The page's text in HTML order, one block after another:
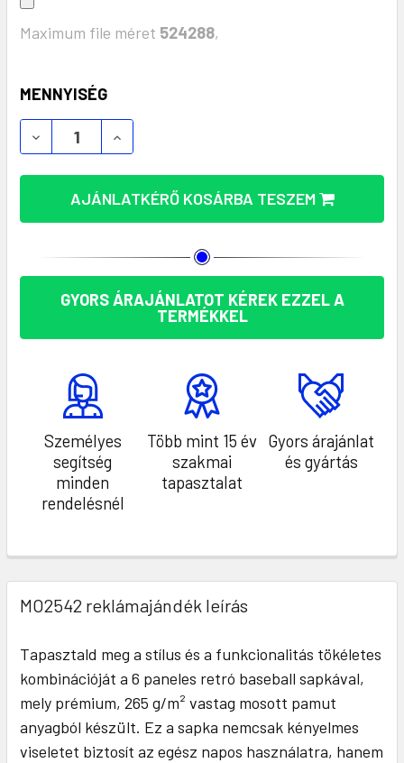
Maximum file méret 524288,
KÉSZLET:
MENNYISÉG
6 PANELES BASEBALL SAPKA 265 G (MO2542)
6 PANELES BASEBALL SAPKA 265 G
AJÁNLATKÉRŐ KOSÁRBA TESZEM
GYORS ÁRAJÁNLATOT KÉREK EZZEL A
TERMÉKKEL
Személyes
segítség
minden
rendelésnél
Több mint 15 év
szakmai
tapasztalat
Gyors árajánlat
és gyártás
MO2542 reklámajándék leírás
Tapasztald meg a stílus és a funkcionalitás tökéletes
kombinációját a 6 paneles retró baseball sapkával,
mely prémium, 265 g/m² vastag mosott pamut
anyagból készült. Ez a sapka nemcsak kényelmes
viseletet biztosít az egész napos használatra, hanem